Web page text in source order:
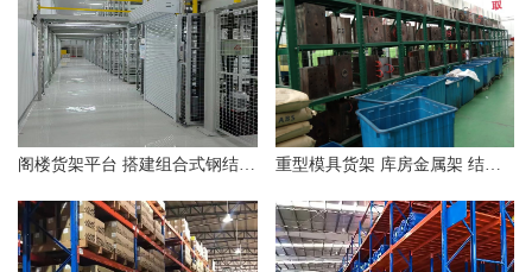
阁楼货架平台 搭建组合式钢结构货架 重型模具货架 库房金属架 结构稳定 承重能力强